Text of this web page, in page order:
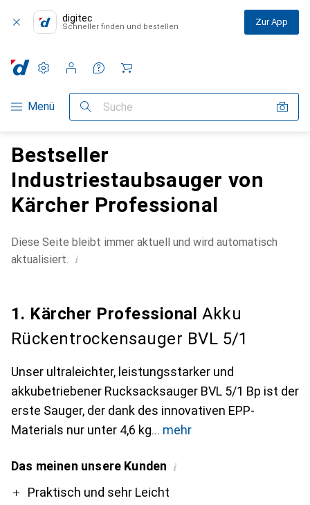
digitec
Schneller finden und bestellen Zur App
Navigation nach Kategorien
Menü Suche
Einstellungen
Kundenkonto
Vergleichslisten
Merklisten
Warenkorb
Bestseller
Industriestaubsauger von
Kärcher Professional
Diese Seite bleibt immer aktuell und wird automatisch
aktualisiert. i
1. Kärcher Professional Akku
Rückentrockensauger BVL 5/1
Unser ultraleichter, leistungsstarker und
akkubetriebener Rucksacksauger BVL 5/1 Bp ist der
erste Sauger, der dank des innovativen EPP-
Materials nur unter 4,6 kg
mehr
Das meinen unsere Kunden i
ProPraktisch und sehr Leicht
Contra